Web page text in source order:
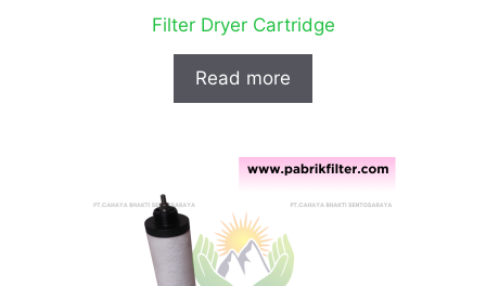
Filter Dryer Cartridge
Read more